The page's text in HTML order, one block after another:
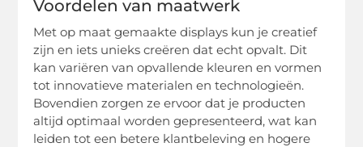
Voordelen van maatwerk
Met op maat gemaakte displays kun je creatief
zijn en iets unieks creëren dat echt opvalt. Dit
kan variëren van opvallende kleuren en vormen
tot innovatieve materialen en technologieën.
Bovendien zorgen ze ervoor dat je producten
altijd optimaal worden gepresenteerd, wat kan
leiden tot een betere klantbeleving en hogere